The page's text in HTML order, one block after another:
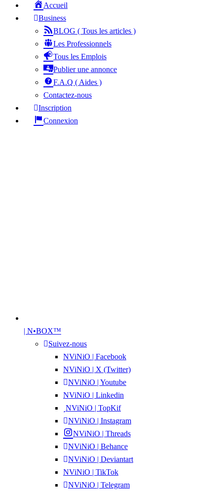
Accueil
Business
BLOG ( Tous les articles )
Les Professionnels
Tous les Emplois
Publier une annonce
F.A.Q ( Aides )
Contactez-nous
Inscription
Connexion
| N•BOX™
Suivez-nous
NViNiO | Facebook
NViNiO | X (Twitter)
NViNiO | Youtube
NViNiO | Linkedin
NViNiO | TopKif
NViNiO | Instagram
NViNiO | Threads
NViNiO | Behance
NViNiO | Deviantart
NViNiO | TikTok
NViNiO | Telegram